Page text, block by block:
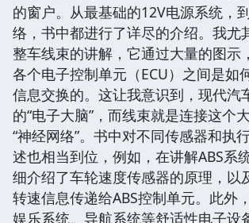
的窗户。从最基础的12V电源系统，
络，书中都进行了详尽的介绍。我尤
整车线束的讲解，它通过大量的图示
各个电子控制单元（ECU）之间是如
信息交换的。这让我意识到，现代汽
的“电子大脑”，而线束就是连接这个
“神经网络”。书中对不同传感器和执
述也相当到位，例如，在讲解ABS系
细介绍了车轮速度传感器的原理，以
转速信息传递给ABS控制单元。此外
娱乐系统、导航系统等舒适性电子设